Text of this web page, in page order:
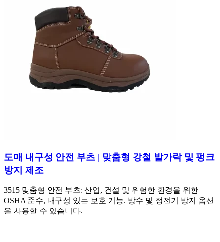
도매 내구성 안전 부츠 | 맞춤형 강철 발가락 및 펑크
방지 제조
3515 맞춤형 안전 부츠: 산업, 건설 및 위험한 환경을 위한
OSHA 준수, 내구성 있는 보호 기능. 방수 및 정전기 방지 옵션
을 사용할 수 있습니다.